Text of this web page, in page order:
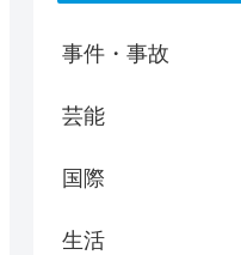
事件・事故
芸能
国際
生活